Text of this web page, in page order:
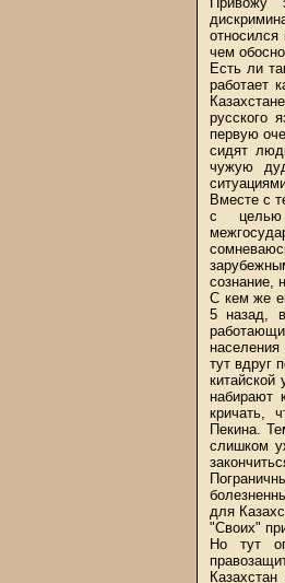
чем
Есть ли
работает
русского
первую
сидят
чужую
Вместе с
с целью
сознание,
С кем же
5 назад, в
тут вдруг
китайской
набирают
кричать,
Пекина.
слишком
для
"Своих"
Но тут